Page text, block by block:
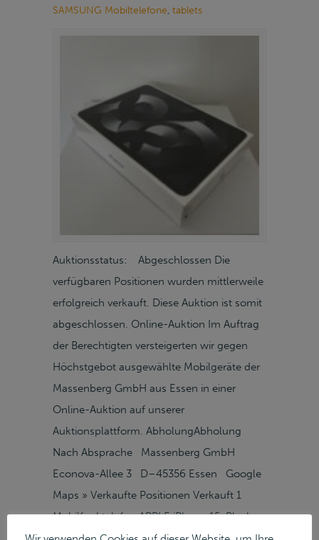
SAMSUNG Mobiltelefone, tablets
Auktionsstatus: Abgeschlossen Die
verfügbaren Positionen wurden mittlerweile
erfolgreich verkauft. Diese Auktion ist somit
abgeschlossen. Online-Auktion Im Auftrag
der Berechtigten versteigerten wir gegen
Höchstgebot ausgewählte Mobilgeräte der
Massenberg GmbH aus Essen in einer
Online-Auktion auf unserer
Auktionsplattform. AbholungAbholung
Nach Absprache Massenberg GmbH
Econova-Allee 3 D–45356 Essen Google
Maps » Verkaufte Positionen Verkauft 1
Mobilfunktelefon APPLE iPhone 15, Black,